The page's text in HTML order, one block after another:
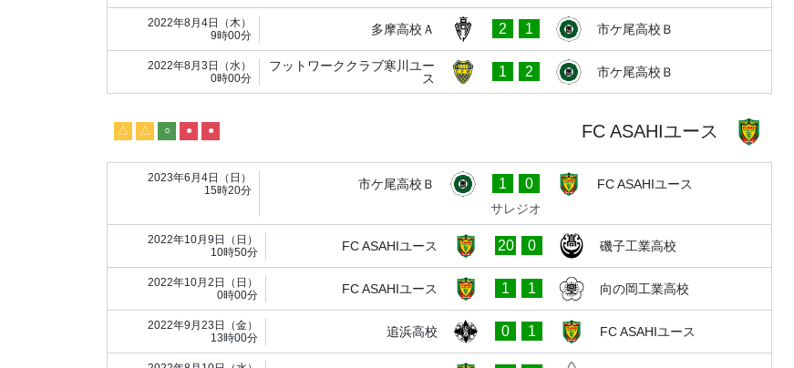
2022年8月4日（木）
9時00分
多摩高校Ａ 2 1 市ケ尾高校Ｂ
2022年8月3日（水）
0時00分
フットワーククラブ寒川ユー
ス
1 2 市ケ尾高校Ｂ
FC ASAHIユース
△ △ ○ ● ●
2023年6月4日（日）
15時20分
市ケ尾高校Ｂ 1 0
FC ASAHIユース
サレジオ
2022年10月9日（日）
10時50分
FC ASAHIユース 20 0 磯子工業高校
2022年10月2日（日）
0時00分
FC ASAHIユース 1 1 向の岡工業高校
2022年9月23日（金）
13時00分
追浜高校 0 1 FC ASAHIユース